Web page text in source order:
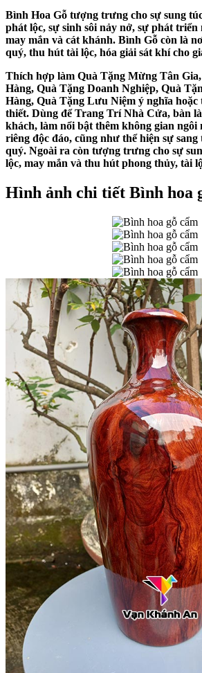
Bình Hoa Gỗ tượng trưng cho sự sung
phát lộc, sự sinh sôi nảy nở, sự phát
may mắn và cát khánh. Bình Gỗ còn là
quý, thu hút tài lộc, hóa giải sát khí cho
Thích hợp làm Quà Tặng Mừng Tân
Hàng, Quà Tặng Doanh Nghiệp, Quà
Hàng, Quà Tặng Lưu Niệm ý nghĩa hoặc
thiết. Dùng để Trang Trí Nhà Cửa, bàn
khách, làm nổi bật thêm không gian ngôi
riêng độc đáo, cũng như thể hiện sự
quý. Ngoài ra còn tượng trưng cho sự
lộc, may mắn và thu hút phong thủy, tài
Hình ảnh chi tiết Bình hoa